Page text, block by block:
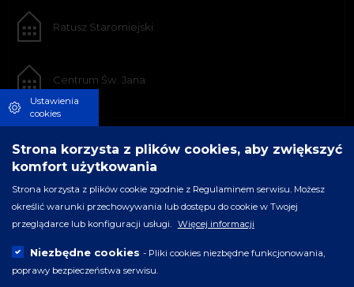
Ratusz Staromiejski
Centrum Św. Jana
Ustawienia
cookies
Strona korzysta z plików cookies, aby zwiększyć
komfort użytkowania
Strona korzysta z plików cookie zgodnie z Regulaminem serwisu. Możesz
określić warunki przechowywania lub dostępu do cookie w Twojej
przeglądarce lub konfiguracji usługi.
Więcej informacji
Niezbędne cookies - Pliki cookies niezbędne funkcjonowania,
poprawy bezpieczeństwa serwisu.